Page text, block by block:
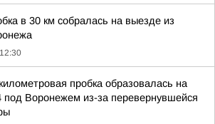
в 30 км собралась на выезде из
12:30
пробка образовалась на
под Воронежем из-за перевернувшейся